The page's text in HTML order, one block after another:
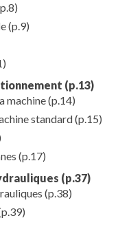
(p.9)
(p.13)
machine(p.14)
standard(p.15)
(p.17)
(p.37)
(p.38)